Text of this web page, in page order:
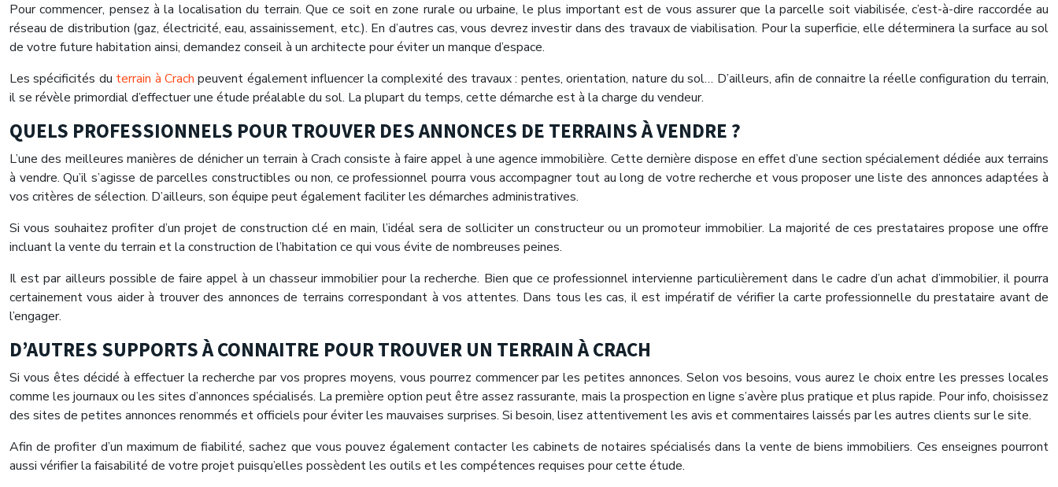
Pour commencer, pensez à la localisation du terrain. Que ce soit en zone rurale ou urbaine, le plus important est de vous assurer que la parcelle soit viabilisée, c’est-à-dire raccordée au
réseau de distribution (gaz, électricité, eau, assainissement, etc.). En d’autres cas, vous devrez investir dans des travaux de viabilisation. Pour la superficie, elle déterminera la surface au sol
de votre future habitation ainsi, demandez conseil à un architecte pour éviter un manque d’espace.
Les spécificités du terrain à Crach peuvent également influencer la complexité des travaux : pentes, orientation, nature du sol… D’ailleurs, afin de connaitre la réelle configuration du terrain,
il se révèle primordial d’effectuer une étude préalable du sol. La plupart du temps, cette démarche est à la charge du vendeur.
QUELS PROFESSIONNELS POUR TROUVER DES ANNONCES DE TERRAINS À VENDRE ?
L’une des meilleures manières de dénicher un terrain à Crach consiste à faire appel à une agence immobilière. Cette dernière dispose en effet d’une section spécialement dédiée aux terrains
à vendre. Qu’il s’agisse de parcelles constructibles ou non, ce professionnel pourra vous accompagner tout au long de votre recherche et vous proposer une liste des annonces adaptées à
vos critères de sélection. D’ailleurs, son équipe peut également faciliter les démarches administratives.
Si vous souhaitez profiter d’un projet de construction clé en main, l’idéal sera de solliciter un constructeur ou un promoteur immobilier. La majorité de ces prestataires propose une offre
incluant la vente du terrain et la construction de l’habitation ce qui vous évite de nombreuses peines.
Il est par ailleurs possible de faire appel à un chasseur immobilier pour la recherche. Bien que ce professionnel intervienne particulièrement dans le cadre d’un achat d’immobilier, il pourra
certainement vous aider à trouver des annonces de terrains correspondant à vos attentes. Dans tous les cas, il est impératif de vérifier la carte professionnelle du prestataire avant de
l’engager.
D’AUTRES SUPPORTS À CONNAITRE POUR TROUVER UN TERRAIN À CRACH
Si vous êtes décidé à effectuer la recherche par vos propres moyens, vous pourrez commencer par les petites annonces. Selon vos besoins, vous aurez le choix entre les presses locales
comme les journaux ou les sites d’annonces spécialisés. La première option peut être assez rassurante, mais la prospection en ligne s’avère plus pratique et plus rapide. Pour info, choisissez
des sites de petites annonces renommés et officiels pour éviter les mauvaises surprises. Si besoin, lisez attentivement les avis et commentaires laissés par les autres clients sur le site.
Afin de profiter d’un maximum de fiabilité, sachez que vous pouvez également contacter les cabinets de notaires spécialisés dans la vente de biens immobiliers. Ces enseignes pourront
aussi vérifier la faisabilité de votre projet puisqu’elles possèdent les outils et les compétences requises pour cette étude.